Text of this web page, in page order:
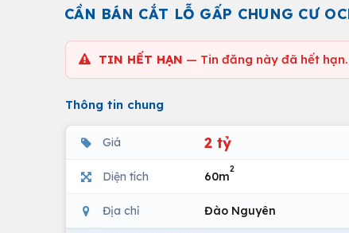
CẦN BÁN CẮT LỖ GẤP CHUNG CƯ
TIN HẾT HẠN — Tin đăng này đã hết hạn.
Thông tin chung
Giá 2 tỷ
Diện tích 60m
2
Địa chỉ Đào Nguyên